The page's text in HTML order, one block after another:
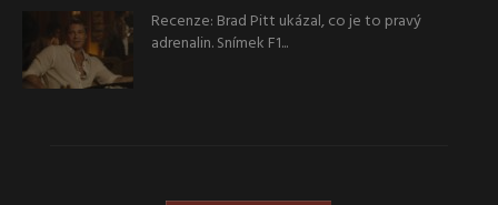
Recenze: Brad Pitt ukázal, co je to pravý
adrenalin. Snímek F1...